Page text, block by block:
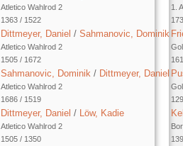
Atletico Wahlrod 2
1363 / 1522
1.
Dittmeyer, Daniel / Sahmanovic, Dominik
Atletico Wahlrod 2
1505 / 1672
Sahmanovic, Dominik / Dittmeyer, Daniel
Atletico Wahlrod 2
1686 / 1519
Dittmeyer, Daniel / Löw, Kadie
Atletico Wahlrod 2
1505 / 1350